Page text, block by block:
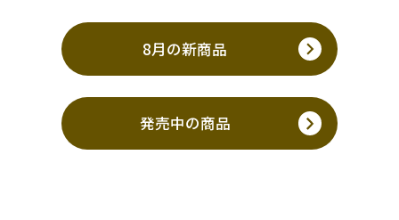
8月の新商品
発売中の商品